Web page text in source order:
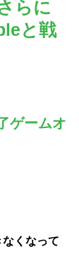
らに
と戦
ゲームオ
くなって